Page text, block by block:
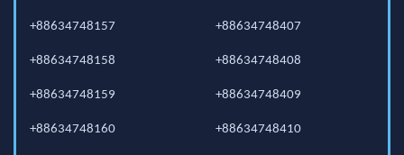
+88634748157
+88634748158
+88634748159
+88634748160
+88634748407
+88634748408
+88634748409
+88634748410